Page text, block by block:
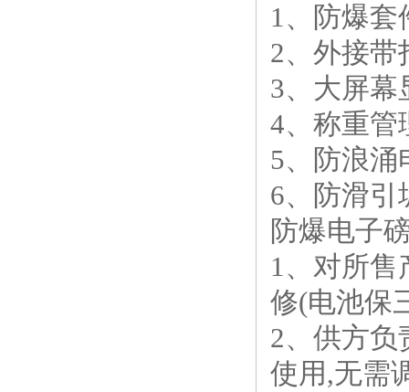
1、防爆
2、外接带
3、大屏幕
4、称重管
5、防浪涌
6、防滑引
防爆电子
1、对所
修(电池保
2、供方负
使用,无需